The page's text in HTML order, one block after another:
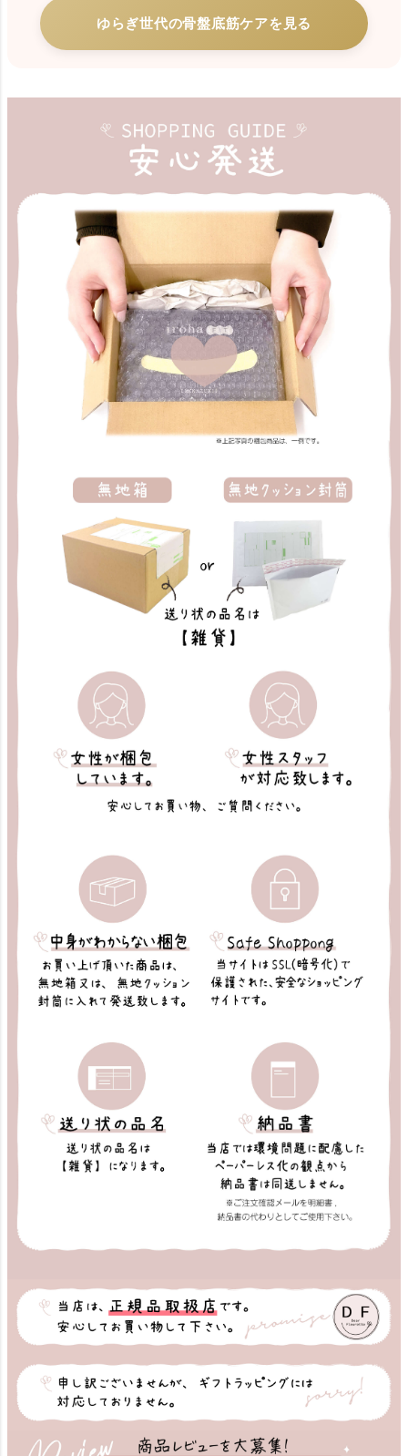
ゆらぎ世代の骨盤底筋ケアを見る